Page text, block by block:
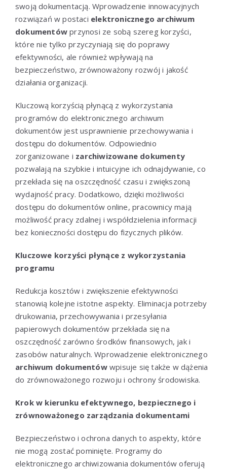
swoją dokumentacją. Wprowadzenie innowacyjnych
rozwiązań w postaci elektronicznego archiwum
dokumentów przynosi ze sobą szereg korzyści,
które nie tylko przyczyniają się do poprawy
efektywności, ale również wpływają na
bezpieczeństwo, zrównoważony rozwój i jakość
działania organizacji.
Kluczową korzyścią płynącą z wykorzystania
programów do elektronicznego archiwum
dokumentów jest usprawnienie przechowywania i
dostępu do dokumentów. Odpowiednio
zorganizowane i zarchiwizowane dokumenty
pozwalają na szybkie i intuicyjne ich odnajdywanie, co
przekłada się na oszczędność czasu i zwiększoną
wydajność pracy. Dodatkowo, dzięki możliwości
dostępu do dokumentów online, pracownicy mają
możliwość pracy zdalnej i współdzielenia informacji
bez konieczności dostępu do fizycznych plików.
Kluczowe korzyści płynące z wykorzystania
programu
Redukcja kosztów i zwiększenie efektywności
stanowią kolejne istotne aspekty. Eliminacja potrzeby
drukowania, przechowywania i przesyłania
papierowych dokumentów przekłada się na
oszczędność zarówno środków finansowych, jak i
zasobów naturalnych. Wprowadzenie elektronicznego
archiwum dokumentówwpisuje się także w dążenia
do zrównoważonego rozwoju i ochrony środowiska.
Krok w kierunku efektywnego, bezpiecznego i
zrównoważonego zarządzania dokumentami
Bezpieczeństwo i ochrona danych to aspekty, które
nie mogą zostać pominięte. Programy do
elektronicznego archiwizowania dokumentów oferują